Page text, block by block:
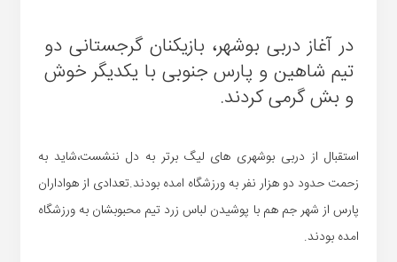
در آغاز دربی بوشهر، بازیکنان گرجستانی دو
تیم شاهین و پارس جنوبی با یکدیگر خوش
و بش گرمی کردند.
استقبال از دربی بوشهری های لیگ برتر به دل ننشست،شاید به
زحمت حدود دو هزار نفر به ورزشگاه امده بودند.تعدادی از هواداران
پارس از شهر جم هم با پوشیدن لباس زرد تیم محبوبشان به ورزشگاه
امده بودند.